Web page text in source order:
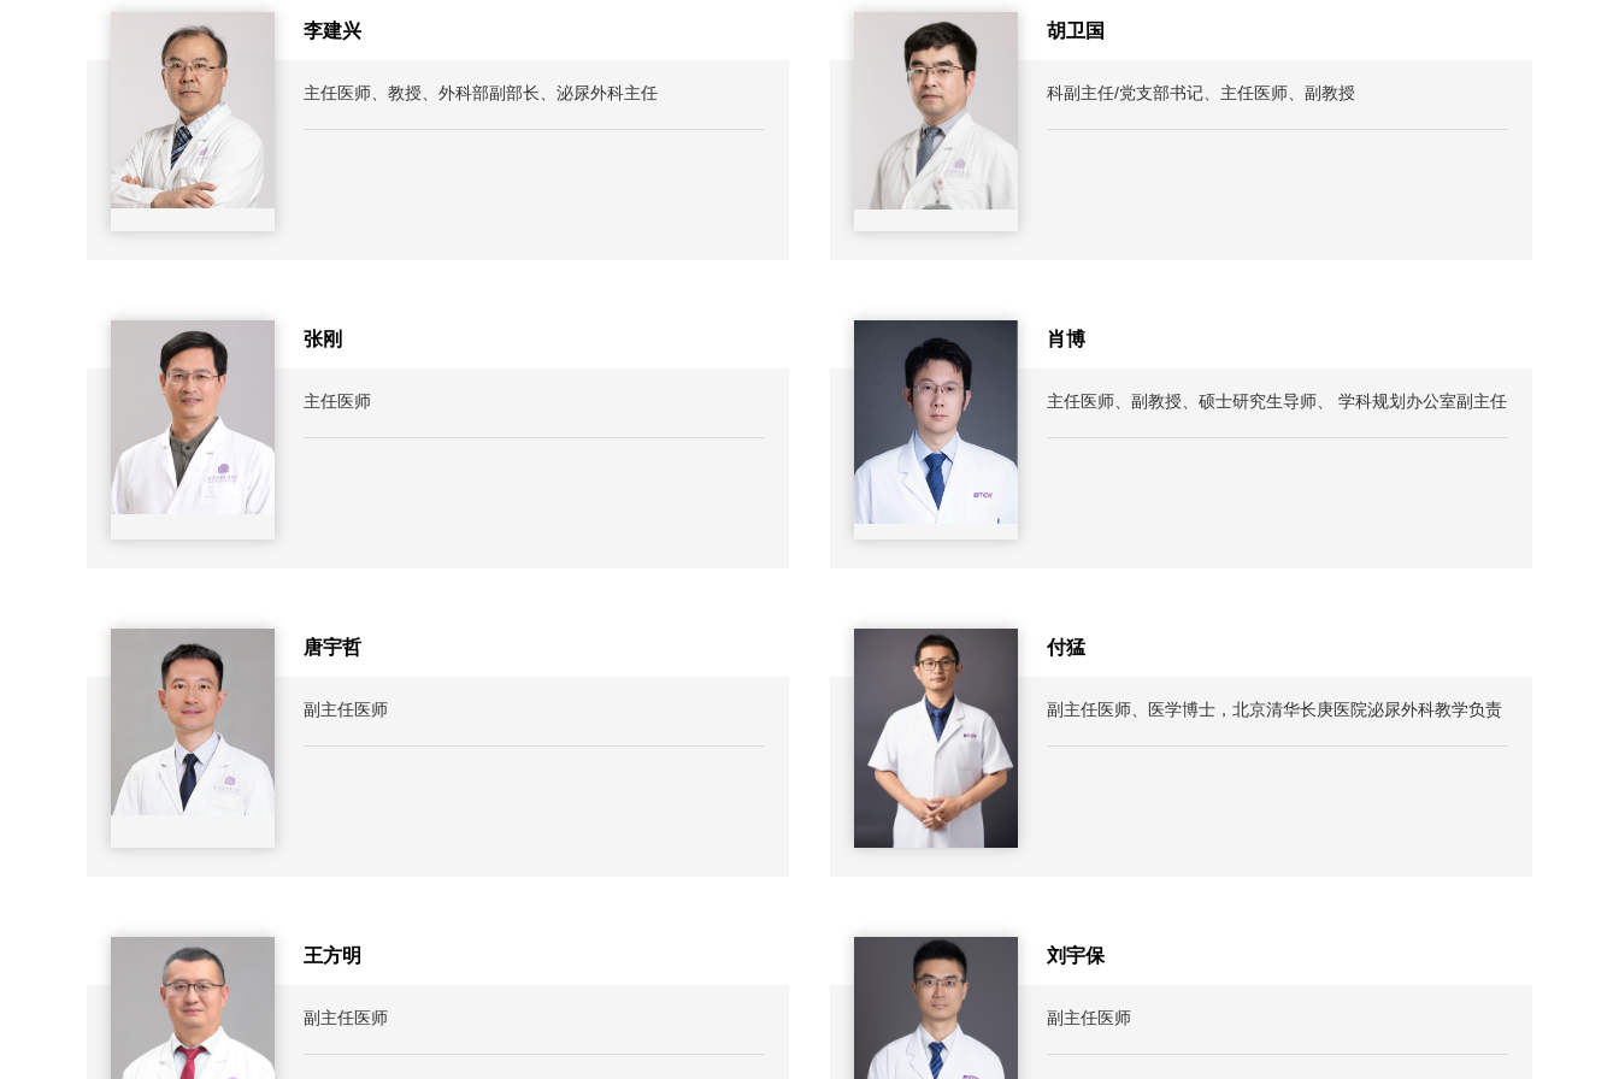
李建兴
主任医师、教授、外科部副部长、泌尿外科主任
胡卫国
科副主任/党支部书记、主任医师、副教授
张刚
主任医师
肖博
主任医师、副教授、硕士研究生导师、 学科规划办公室副主任
、青年工作部部长
唐宇哲
副主任医师
付猛
副主任医师、医学博士，北京清华长庚医院泌尿外科教学负责
人，
王方明
副主任医师
刘宇保
副主任医师